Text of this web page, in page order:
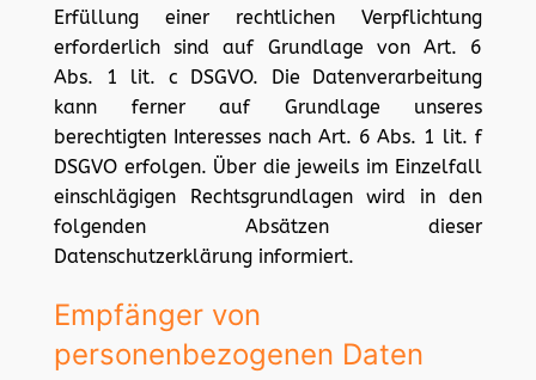
Erfüllung einer rechtlichen Verpflichtung
erforderlich sind auf Grundlage von Art. 6
Abs. 1 lit. c DSGVO. Die Datenverarbeitung
kann ferner auf Grundlage unseres
berechtigten Interesses nach Art. 6 Abs. 1 lit. f
DSGVO erfolgen. Über die jeweils im Einzelfall
einschlägigen Rechtsgrundlagen wird in den
folgenden Absätzen dieser
Datenschutzerklärung informiert.
Empfänger von
personenbezogenen Daten